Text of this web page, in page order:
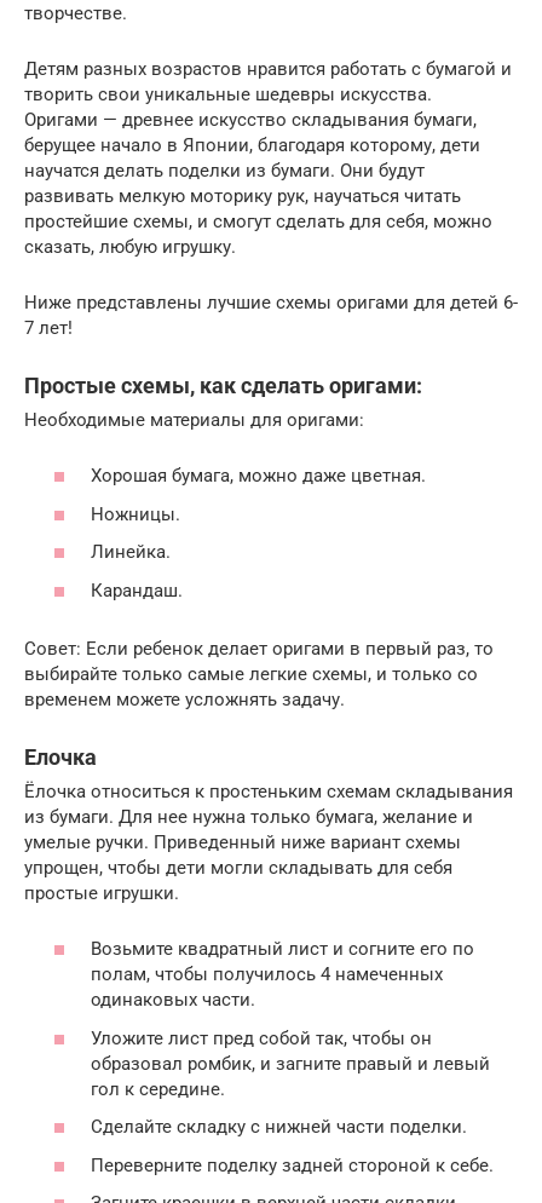
творчестве.
Детям разных возрастов нравится работать с бумагой и
творить свои уникальные шедевры искусства.
Оригами — древнее искусство складывания бумаги,
берущее начало в Японии, благодаря которому, дети
научатся делать поделки из бумаги. Они будут
развивать мелкую моторику рук, научаться читать
простейшие схемы, и смогут сделать для себя, можно
сказать, любую игрушку.
Ниже представлены лучшие схемы оригами для детей 6-
7 лет!
Простые схемы, как сделать оригами:
Необходимые материалы для оригами:
Хорошая бумага, можно даже цветная.
Ножницы.
Линейка.
Карандаш.
Совет: Если ребенок делает оригами в первый раз, то
выбирайте только самые легкие схемы, и только со
временем можете усложнять задачу.
Елочка
Ёлочка относиться к простеньким схемам складывания
из бумаги. Для нее нужна только бумага, желание и
умелые ручки. Приведенный ниже вариант схемы
упрощен, чтобы дети могли складывать для себя
простые игрушки.
Возьмите квадратный лист и согните его по
полам, чтобы получилось 4 намеченных
одинаковых части.
Уложите лист пред собой так, чтобы он
образовал ромбик, и загните правый и левый
гол к середине.
Сделайте складку с нижней части поделки.
Переверните поделку задней стороной к себе.